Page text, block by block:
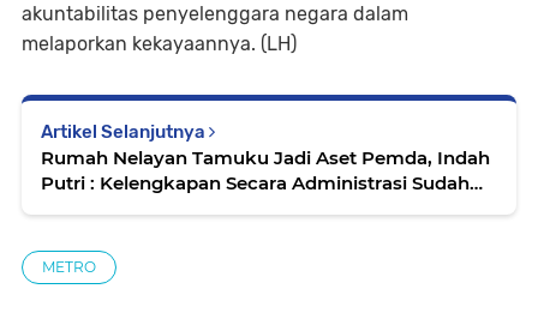
akuntabilitas penyelenggara negara dalam
melaporkan kekayaannya. (LH)
Artikel Selanjutnya
Rumah Nelayan Tamuku Jadi Aset Pemda, Indah
Putri : Kelengkapan Secara Administrasi Sudah
METRO